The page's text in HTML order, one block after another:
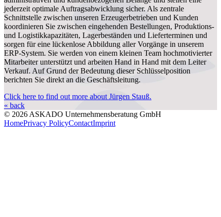
jederzeit optimale Auftragsabwicklung sicher. Als zentrale
Schnittstelle zwischen unseren Erzeugerbetrieben und Kunden
koordinieren Sie zwischen eingehenden Bestellungen, Produktions-
und Logistikkapazitäten, Lagerbeständen und Lieferterminen und
sorgen für eine lückenlose Abbildung aller Vorgänge in unserem
ERP-System. Sie werden von einem kleinen Team hochmotivierter
Mitarbeiter unterstützt und arbeiten Hand in Hand mit dem Leiter
Verkauf. Auf Grund der Bedeutung dieser Schlüsselposition
berichten Sie direkt an die Geschäftsleitung.
Click here to find out more about Jürgen Stauß.
« back
© 2026 ASKADO Unternehmensberatung GmbH
HomePrivacy PolicyContactImprint